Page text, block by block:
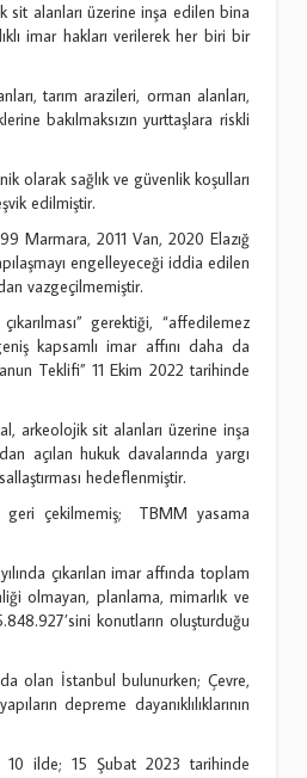
sit alanları üzerine inşa edilen bina
imar hakları verilerek her biri bir
tarım arazileri, orman alanları,
bakılmaksızın yurttaşlara riskli
olarak sağlık ve güvenlik koşulları
edilmiştir.
Marmara, 2011 Van, 2020 Elazığ
engelleyeceği iddia edilen
vazgeçilmemiştir.
gerektiği, “affedilemez
kapsamlı imar affını daha da
Teklifi” 11 Ekim 2022 tarihinde
arkeolojik sit alanları üzerine inşa
açılan hukuk davalarında yargı
hedeflenmiştir.
geri çekilmemiş; TBMM yasama
çıkarılan imar affında toplam
olmayan, planlama, mimarlık ve
konutların oluşturduğu
olan İstanbul bulunurken; Çevre,
depreme dayanıklılıklarının
ilde; 15 Şubat 2023 tarihinde